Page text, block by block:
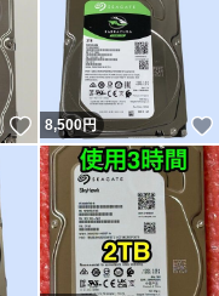
いいね！
8,500円